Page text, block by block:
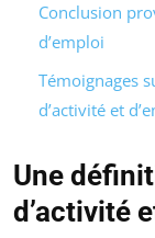
Conclusion
d’emploi
Témoignages
d’activité et
Une
d’activité